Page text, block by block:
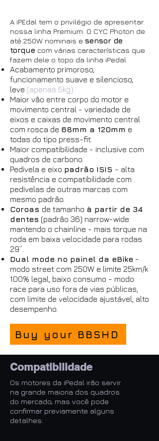
A iPEdal tem o privilégio de apresentar
nossa linha Premium. O CYC Photon de
até 250W nominais e sensor de
torque com várias características que
fazem dele o topo da linha iPedal
Acabamento primoroso,
funcionamento suave e silencioso,
leve (apenas 5kg).
Maior vão entre corpo do motor e
movimento central - variedade de
eixos e caixas de movimento central
com rosca de 68mm a 120mm e
todas do tipo press-fit.
Maior compatibilidade - inclusive com
quadros de carbono.
Pedivela e eixo padrão ISIS - alta
resistência e compatibilidade com
pedivelas de outras marcas com
mesmo padrão.
Coroas de tamanho à partir de 34
dentes (padrão 36) narrow-wide
mantendo o chainline - mais torque na
roda em baixa velocidade para rodas
29”.
Dual mode no painel da eBike -
modo street com 250W e limite 25km/k
100% legal, baixo consumo - modo
race para uso fora de vias públicas,
com limite de velocidade ajustável, alto
desempenho.
Buy your BBSHD
Compatibilidade
Os motores da iPedal irão servir
na grande maioria dos quadros
do mercado, mas você pode
confirmar previamente alguns
detalhes: